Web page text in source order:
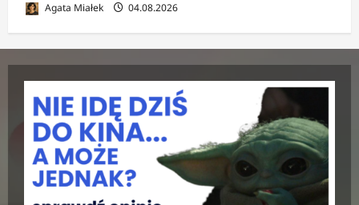
Agata Miałek 04.08.2026